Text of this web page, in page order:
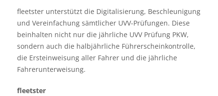
fleetster unterstützt die Digitalisierung, Beschleunigung
und Vereinfachung sämtlicher UVV-Prüfungen. Diese
beinhalten nicht nur die jährliche UVV Prüfung PKW,
sondern auch die halbjährliche Führerscheinkontrolle,
die Ersteinweisung aller Fahrer und die jährliche
Fahrerunterweisung.
fleetster